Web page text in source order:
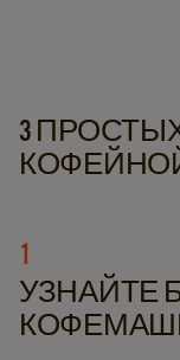
3
1
УЗНАЙТЕ